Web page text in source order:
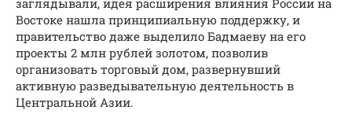
заглядывали, идея расширения влияния России на
Востоке нашла принципиальную поддержку, и
правительство даже выделило Бадмаеву на его
проекты 2 млн рублей золотом, позволив
организовать торговый дом, развернувший
активную разведывательную деятельность в
Центральной Азии.